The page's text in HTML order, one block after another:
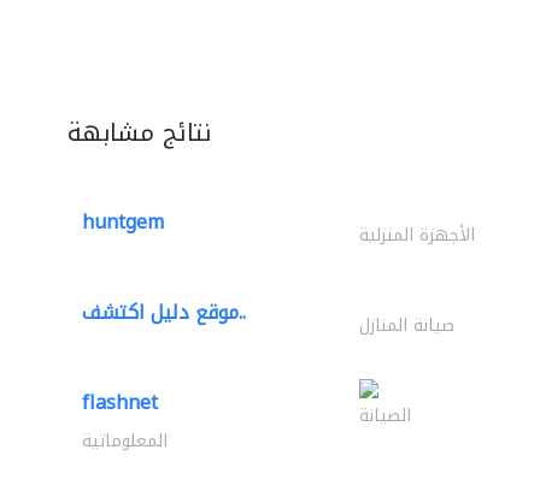
نتائج مشابهة
huntgem الأجهزة المنزلية
موقع دليل اكتشف.. صيانة المنازل
flashnet الصيانة
المعلوماتية